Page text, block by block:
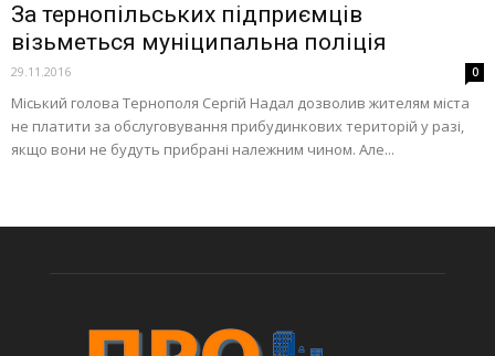
За тернопільських підприємців
візьметься муніципальна поліція
29.11.2016 0
Міський голова Тернополя Сергій Надал дозволив жителям міста
не платити за обслуговування прибудинкових територій у разі,
якщо вони не будуть прибрані належним чином. Але...